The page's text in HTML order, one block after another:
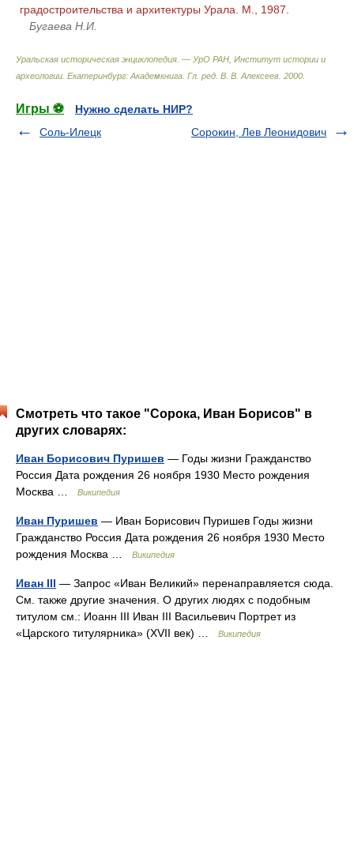
градостроительства и архитектуры Урала. М., 1987.
Бугаева Н.И.
Уральская историческая энциклопедия. — УрО РАН, Институт истории и
археологии. Екатеринбург: Академкнига Гл. ред. В. В. Алексеев 2000
Игры ⚽
Нужно сделать НИР?
Соль-Илецк
Сорокин, Лев Леонидович
Смотреть что такое "Сорока, Иван Борисов" в
других словарях:
Иван Борисович Пуришев — Годы жизни Гражданство
Россия Дата рождения 26 ноября 1930 Место рождения
Москва …
Википедия
Иван Пуришев — Иван Борисович Пуришев Годы жизни
Гражданство Россия Дата рождения 26 ноября 1930 Место
рождения Москва …
Википедия
Иван III — Запрос «Иван Великий» перенаправляется сюда.
Cм. также другие значения. О других людях с подобным
титулом см.: Иоанн III Иван III Васильевич Портрет из
«Царского титулярника» (XVII век) …
Википедия